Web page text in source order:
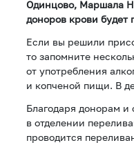
Одинцово, Маршала
доноров крови будет
Если вы решили
то запомните
от употребления
и копченой пищи. В
Благодаря донорам
в отделении
проводится